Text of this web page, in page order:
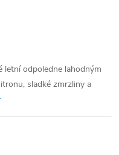
letní odpoledne lahodným
sladké zmrzliny a